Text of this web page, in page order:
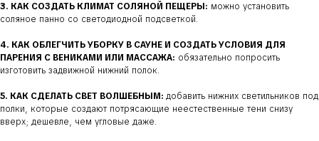
3. КАК СОЗДАТЬ КЛИМАТ СОЛЯНОЙ ПЕЩЕРЫ: можно установить
соляное панно со светодиодной подсветкой.
4. КАК ОБЛЕГЧИТЬ УБОРКУ В САУНЕ И СОЗДАТЬ УСЛОВИЯ ДЛЯ
ПАРЕНИЯ С ВЕНИКАМИ ИЛИ МАССАЖА: обязательно попросить
изготовить задвижной нижний полок.
5. КАК СДЕЛАТЬ СВЕТ ВОЛШЕБНЫМ: добавить нижних светильников под
полки, которые создают потрясающие неестественные тени снизу
вверх; дешевле, чем угловые даже.